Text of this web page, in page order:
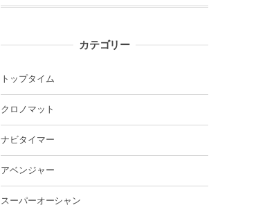
カテゴリー
トップタイム
クロノマット
ナビタイマー
アベンジャー
スーパーオーシャン